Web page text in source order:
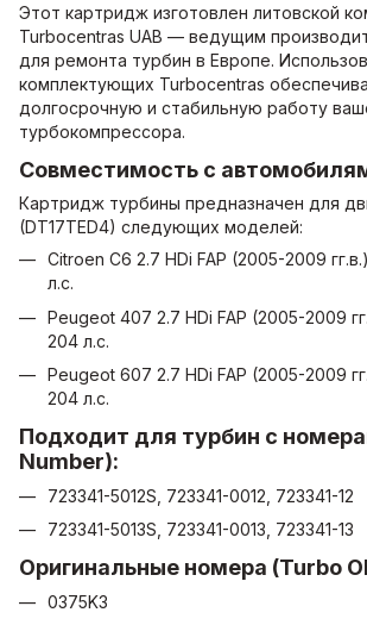
Этот картридж изготовлен литовской
Turboсentras UAB — ведущим
для ремонта турбин в Европе.
комплектующих Turbocentras
долгосрочную и стабильную работу
турбокомпрессора.
Совместимость с
Картридж турбины предназначен для
(DT17TED4) следующих моделей:
Citroen C6 2.7 HDi FAP (2005-2009
л.с.
Peugeot 407 2.7 HDi FAP (2005-2009
204 л.с.
Peugeot 607 2.7 HDi FAP (2005-2009
204 л.с.
Подходит для турбин с
Number):
723341-5012S, 723341-0012, 723341-12
723341-5013S, 723341-0013, 723341-13
Оригинальные номера (Turbo
0375K3